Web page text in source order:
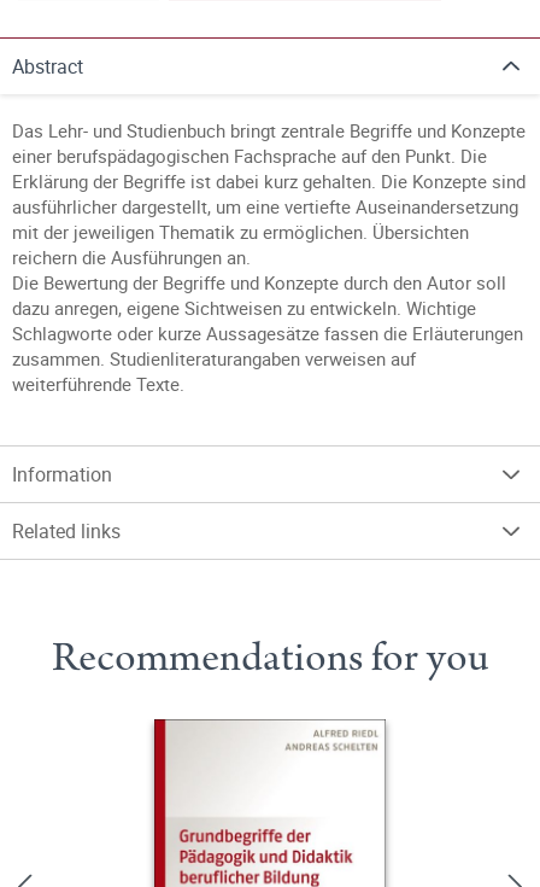
Abstract
Das Lehr- und Studienbuch bringt zentrale Begriffe und Konzepte
einer berufspädagogischen Fachsprache auf den Punkt. Die
Erklärung der Begriffe ist dabei kurz gehalten. Die Konzepte sind
ausführlicher dargestellt, um eine vertiefte Auseinandersetzung
mit der jeweiligen Thematik zu ermöglichen. Übersichten
reichern die Ausführungen an.
Die Bewertung der Begriffe und Konzepte durch den Autor soll
dazu anregen, eigene Sichtweisen zu entwickeln. Wichtige
Schlagworte oder kurze Aussagesätze fassen die Erläuterungen
zusammen. Studienliteraturangaben verweisen auf
weiterführende Texte.
Information
Related links
Recommendations for you